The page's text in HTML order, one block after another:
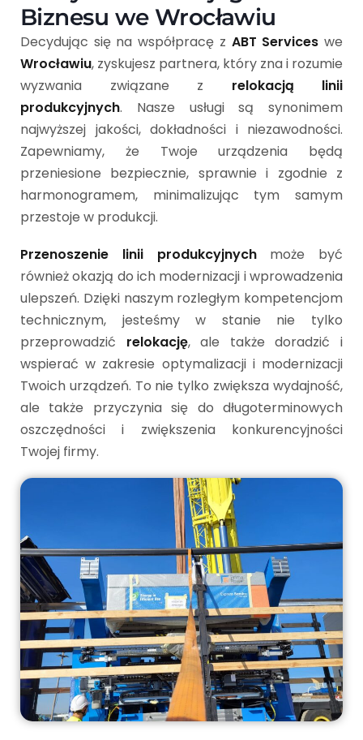
Biznesu we Wrocławiu
Decydując się na współpracę z ABT Services we
Wrocławiu, zyskujesz partnera, który zna i rozumie
wyzwania związane z relokacją linii
produkcyjnych. Nasze usługi są synonimem
najwyższej jakości, dokładności i niezawodności.
Zapewniamy, że Twoje urządzenia będą
przeniesione bezpiecznie, sprawnie i zgodnie z
harmonogramem, minimalizując tym samym
przestoje w produkcji.
Przenoszenie linii produkcyjnychmoże być
również okazją do ich modernizacji i wprowadzenia
ulepszeń. Dzięki naszym rozległym kompetencjom
technicznym, jesteśmy w stanie nie tylko
przeprowadzić relokację, ale także doradzić i
wspierać w zakresie optymalizacji i modernizacji
Twoich urządzeń. To nie tylko zwiększa wydajność,
ale także przyczynia się do długoterminowych
oszczędności i zwiększenia konkurencyjności
Twojej firmy.